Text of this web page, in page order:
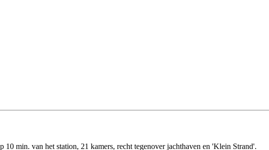
min. van het station, 21 kamers, recht tegenover jachthaven en 'Klein Strand'.